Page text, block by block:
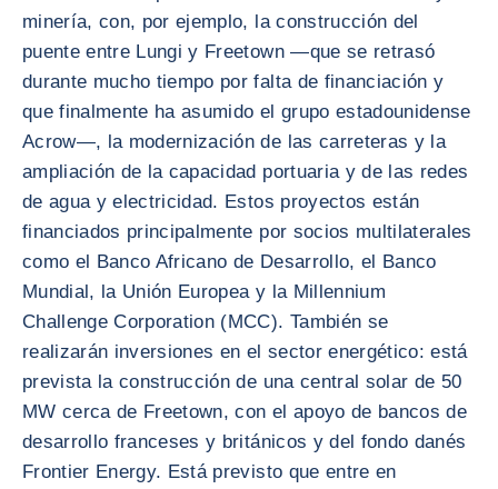
minería, con, por ejemplo, la construcción del
puente entre Lungi y Freetown —que se retrasó
durante mucho tiempo por falta de financiación y
que finalmente ha asumido el grupo estadounidense
Acrow—, la modernización de las carreteras y la
ampliación de la capacidad portuaria y de las redes
de agua y electricidad. Estos proyectos están
financiados principalmente por socios multilaterales
como el Banco Africano de Desarrollo, el Banco
Mundial, la Unión Europea y la Millennium
Challenge Corporation (MCC). También se
realizarán inversiones en el sector energético: está
prevista la construcción de una central solar de 50
MW cerca de Freetown, con el apoyo de bancos de
desarrollo franceses y británicos y del fondo danés
Frontier Energy. Está previsto que entre en